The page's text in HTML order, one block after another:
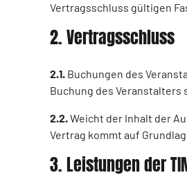
Vertragsschluss gültigen
2. Vertragsschluss
2.1. Buchungen des
Buchung des
2.2.Weicht der Inhalt der
Vertrag kommt auf
3. Leistungen der